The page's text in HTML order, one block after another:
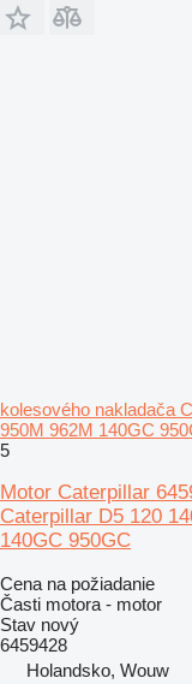
kolesového nakladača
950M 962M 140GC
5
Motor Caterpillar
Caterpillar D5 120
140GC 950GC
Cena na požiadanie
Časti motora - motor
Stav nový
6459428
Holandsko, Wouw